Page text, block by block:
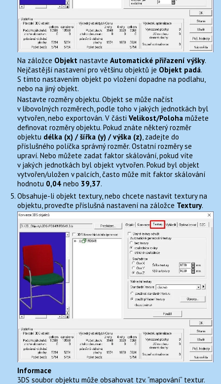
Na záložce Objektnastavte Automatické přiřazení výšky.
Nejčastější nastavení pro většinu objektů je Objekt padá.
S tímto nastavením objekt po vložení dopadne na podlahu,
nebo na jiný objekt.
Nastavte rozměry objektu. Objekt se může načíst
v libovolných rozměrech, podle toho v jakých jednotkách byl
vytvořen, nebo exportován. V části Velikost/Polohamůžete
definovat rozměry objektu. Pokud znáte některý rozměr
objektu délka (x) / šířka (y) / výška (z), zadejte do
příslušného políčka správný rozměr. Ostatní rozměry se
upraví. Nebo můžete zadat faktor skálování, pokud víte
v jakých jednotkách byl objekt vytvořen. Pokud byl objekt
vytvořen/uložen v palcích, často může mít faktor skálování
hodnotu 0,04nebo 39,37.
Obsahuje-li objekt textury, nebo chcete nastavit textury na
objektu, proveďte příslušná nastavení na záložce Textury.
Informace
3DS soubor objektu může obsahovat tzv. “mapování“ textur.